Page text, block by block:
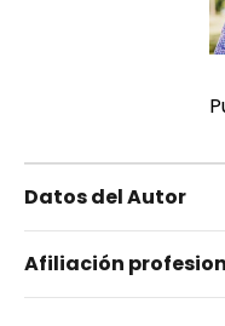
Datos del Autor
Urbina
Afiliación